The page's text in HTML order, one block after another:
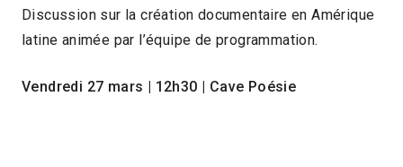
Discussion sur la création documentaire en Amérique
latine animée par l’équipe de programmation.
Vendredi 27 mars | 12h30 | Cave Poésie